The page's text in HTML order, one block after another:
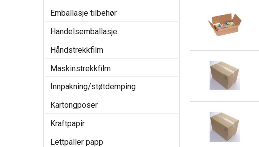
Emballasje tilbehør
Handelsemballasje
Håndstrekkfilm
Maskinstrekkfilm
Innpakning/støtdemping
Kartongposer
Kraftpapir
Lettpaller papp